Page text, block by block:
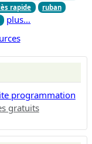
rapide
ruban
plus…
programmation
gratuits